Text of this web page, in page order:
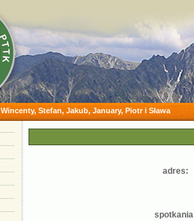
Wincenty, Stefan, Jakub, January, Piotr i Sława
adres: